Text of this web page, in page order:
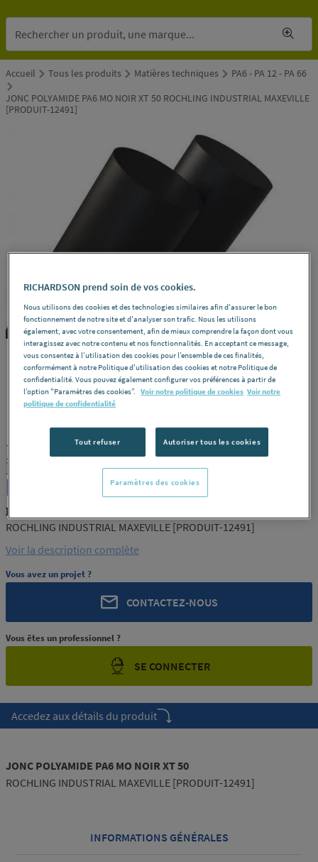
Accueil Tous les produits Matières techniques
PA6 - PA 12 - PA 66
JONC POLYAMIDE PA6 MO NOIR XT 50 ROCHLING INDUSTRIAL MAXEVILLE
[PRODUIT-12491]
ROCHLING
JONC POLYAMIDE PA6 MO NOIR XT 50
ROCHLING INDUSTRIAL MAXEVILLE
[PRODUIT-12491]
ROCHLING PRODUIT-12491
ROCHLING INDUSTRIAL MAXEVILLE [PRODUIT-12491]
Voir la description complète
Vous avez un projet ?
CONTACTEZ-NOUS
Vous êtes un professionnel ?
SE CONNECTER
Accedez aux détails du produit
JONC POLYAMIDE PA6 MO NOIR XT 50
ROCHLING INDUSTRIAL MAXEVILLE [PRODUIT-12491]
INFORMATIONS GÉNÉRALES
RICHARDSON prend soin de vos cookies.
Nous utilisons des cookies et des technologies similaires afin d'assurer le bon
fonctionnement de notre site et d'analyser son trafic. Nous les utilisons
également, avec votre consentement, afin de mieux comprendre la façon dont vous
interagissez avec notre contenu et nos fonctionnalités. En acceptant ce message,
vous consentez à l’utilisation des cookies pour l’ensemble de ces finalités,
conformément à notre Politique d'utilisation des cookies et notre Politique de
confidentialité. Vous pouvez également configurer vos préférences à partir de
l’option "Paramètres des cookies”.
Voir notre politique de cookies Voir notre
politique de confidentialité
Tout refuser Autoriser tous les cookies
Paramètres des cookies